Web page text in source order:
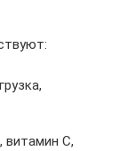
витамин С,